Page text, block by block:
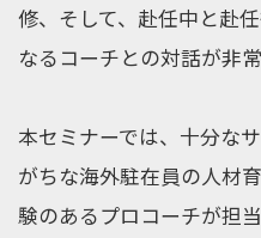
修、そして、赴任中と赴
なるコーチとの対話が非常
本セミナーでは、十分な
がちな海外駐在員の人材
験のあるプロコーチが担